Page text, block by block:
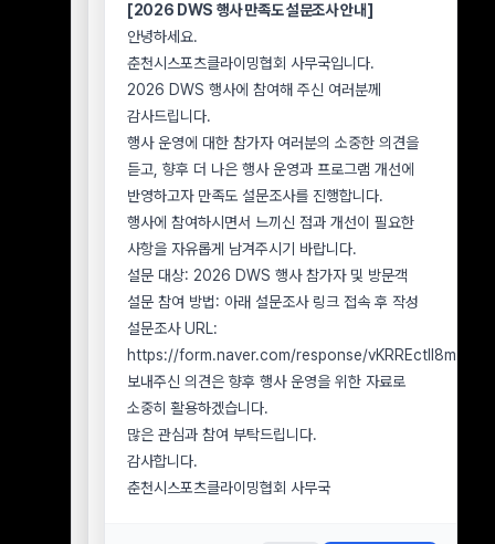
2026 DWS 행사가8월 2일(일)을 끝으로
종료됨에 따라, 미신청 환불 건에 대한 최종
접수기한을 아래와 같이 안내드립니다.
■ 환불 신청 대상
2026년 7월 8일 행사 참가 신청자 중 우천 취소에
따른 환불을 아직 신청하지 않은 참가자
■ 환불 신청 기한
2026년 8월 9일(일)까지
■ 유의사항
환불을 원하시는 참가자께서는 반드시 기한 내 환불
신청을 접수해 주시기 바랍니다.
2026년 8월 9일(일)까지 환불 신청이 접수되지
않은 경우, 환불 의사가 없는 것으로 간주하며
이후에는 참가비 환불이 불가합니다.
환불 신청 시 참가자 성명, 연락처, 환불 계좌번호
및 예금주를 정확히 기재해 주시기 바랍니다.
아직 환불 신청을 하지 않으신 참가자께서는 기한을
확인하시어 반드시 기간 내 접수해 주시기
바랍니다.
2026 DWS 행사장에서 습득된 분실물에 대해
안내드립니다.
행사장에서 물품을 분실하신 참가자 및
방문객께서는 아래 내용을 확인하신 후 협회
사무국으로 문의해 주시기 바랍니다.
1. 분실물 확인 및 문의 방법
분실물 확인을 원하시는 경우 아래 정보를 함께
보내주시기 바랍니다.
분실자 성명 및 연락처
행사 참가 또는 방문 일자
분실한 것으로 추정되는 장소
분실물의 종류, 색상, 브랜드 및 특징 을
알려주십시오.
2. 분실물 수령 방법
분실물은 원칙적으로 본인 확인 후 직접 수령하실
수 있습니다.
부득이하게 택배 수령을 요청하시는 경우 본인
물품임이 확인된 후 착불로 발송할 수 있으며, 배송
과정에서 발생하는 파손이나 분실에 대해서는
[2026 DWS 행사 만족도 설문조사 안내]
안녕하세요.
춘천시스포츠클라이밍협회 사무국입니다.
2026 DWS 행사에 참여해 주신 여러분께
감사드립니다.
행사 운영에 대한 참가자 여러분의 소중한 의견을
듣고, 향후 더 나은 행사 운영과 프로그램 개선에
반영하고자 만족도 설문조사를 진행합니다.
행사에 참여하시면서 느끼신 점과 개선이 필요한
사항을 자유롭게 남겨주시기 바랍니다.
설문 대상: 2026 DWS 행사 참가자 및 방문객
설문 참여 방법: 아래 설문조사 링크 접속 후 작성
설문조사 URL:
https://form.naver.com/response/
보내주신 의견은 향후 행사 운영을 위한 자료로
소중히 활용하겠습니다.
많은 관심과 참여 부탁드립니다.
감사합니다.
춘천시스포츠클라이밍협회 사무국